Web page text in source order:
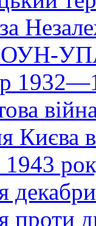
УПА
Києва
1943
проти